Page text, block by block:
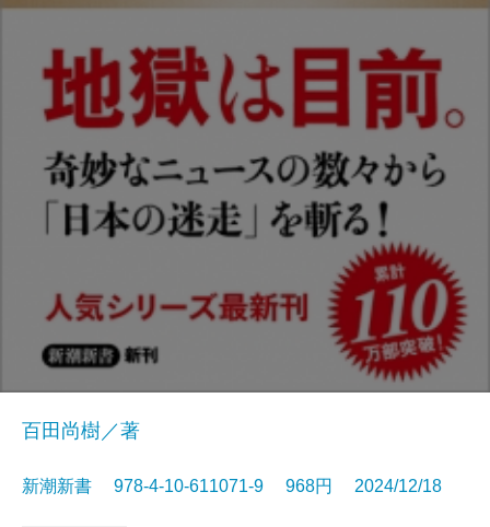
百田尚樹／著
新潮新書 978-4-10-611071-9 968円 2024/12/18